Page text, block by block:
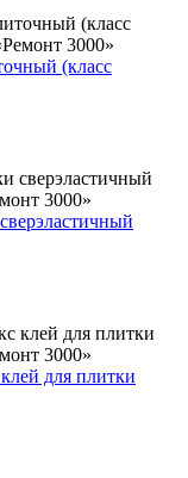
(класс
для плитки